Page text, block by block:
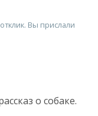
Вы прислали
о собаке.